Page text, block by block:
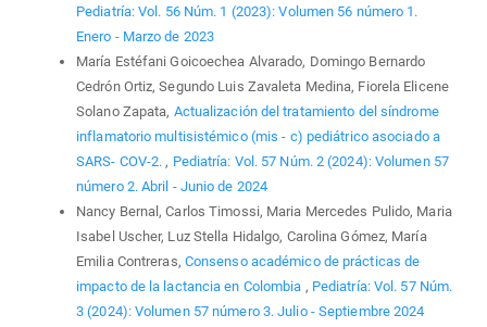
Pediatría: Vol. 56 Núm. 1 (2023): Volumen 56 número 1.
Enero - Marzo de 2023
María Estéfani Goicoechea Alvarado, Domingo Bernardo
Cedrón Ortiz, Segundo Luis Zavaleta Medina, Fiorela Elicene
Solano Zapata, Actualización del tratamiento del síndrome
inflamatorio multisistémico (mis - c) pediátrico asociado a
SARS- COV-2., Pediatría: Vol. 57 Núm. 2 (2024): Volumen 57
número 2. Abril - Junio de 2024
Nancy Bernal, Carlos Timossi, Maria Mercedes Pulido, Maria
Isabel Uscher, Luz Stella Hidalgo, Carolina Gómez, María
Emilia Contreras, Consenso académico de prácticas de
impacto de la lactancia en Colombia , Pediatría: Vol. 57 Núm.
3 (2024): Volumen 57 número 3. Julio - Septiembre 2024